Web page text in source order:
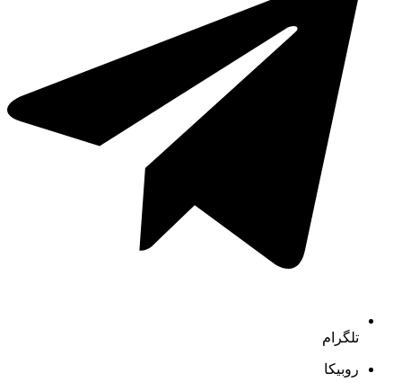
تلگرام
روبیکا